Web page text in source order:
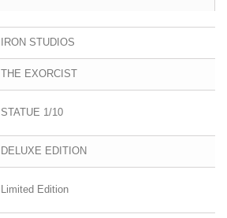
IRON STUDIOS
THE EXORCIST
STATUE 1/10
DELUXE EDITION
Limited Edition